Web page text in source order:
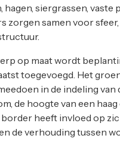
hagen, siergrassen, vaste
zorgen samen voor sfeer,
op maatwordt
toegevoegd. Het
in de indeling van
de hoogte van een haag
heeft invloed op
de verhouding tussen